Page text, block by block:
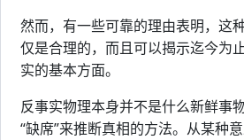
然而，有一些可靠的理由表明，这
仅是合理的，而且可以揭示迄今为
实的基本方面。
反事实物理本身并不是什么新鲜事
“缺席”来推断真相的方法。从某种